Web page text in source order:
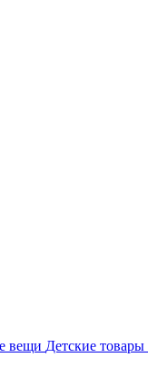
вещи Детские товары